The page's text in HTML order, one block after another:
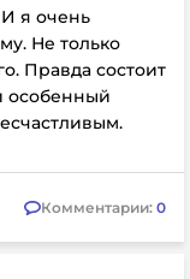
я очень
Не только
Правда состоит
особенный
Комментарии: 0